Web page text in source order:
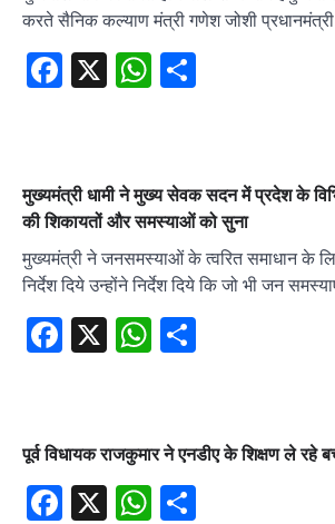
करते सैनिक कल्याण मंत्री गणेश जोशी
Facebook
X WhatsApp
मुख्यमंत्री धामी ने मुख्य सेवक सदन में प्रदेश के
की शिकायतों और समस्याओं को सुना
मुख्यमंत्री ने जनसमस्याओं के त्वरित समाधान के
निर्देश दिये उन्होंने निर्देश दिये कि जो भी जन
Facebook
X WhatsApp
पूर्व विधायक राजकुमार ने एनडीए के शिक्षण ले रहे
Facebook
X WhatsApp